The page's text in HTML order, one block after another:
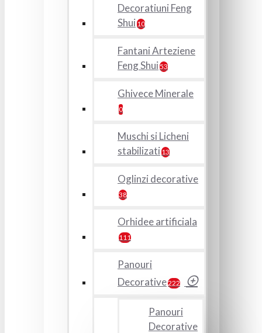
Decoratiuni Feng
Shui 10
Fantani Arteziene
Feng Shui 53
Ghivece Minerale
0
Muschi si Licheni
stabilizati 13
Oglinzi decorative
38
Orhidee artificiala
111
Panouri
Decorative222
Panouri
Decorative